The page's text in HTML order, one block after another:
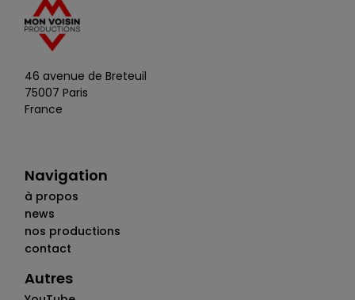
46 avenue de Breteuil
75007 Paris
France
Navigation
à propos
news
nos productions
contact
Autres